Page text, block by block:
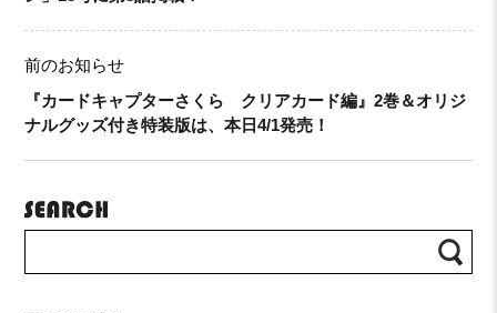
前のお知らせ
『カードキャプターさくら クリアカード編』2巻＆オリジ
ナルグッズ付き特装版は、本日4/1発売！